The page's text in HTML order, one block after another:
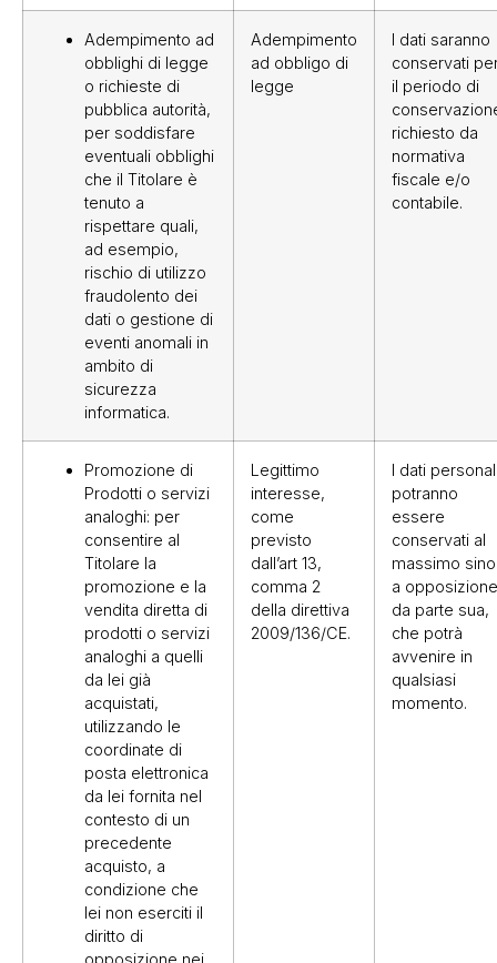
Adempimento ad
obblighi di legge
o richieste di
pubblica autorità,
per soddisfare
eventuali obblighi
che il Titolare è
tenuto a
rispettare quali,
ad esempio,
rischio di utilizzo
fraudolento dei
dati o gestione di
eventi anomali in
ambito di
sicurezza
informatica.
Adempimento
ad obbligo di
legge
I dati saranno
conservati
il periodo di
richiesto da
normativa
fiscale e/o
contabile.
Promozione di
Prodotti o servizi
analoghi: per
consentire al
Titolare la
promozione e la
vendita diretta di
prodotti o servizi
analoghi a quelli
da lei già
acquistati,
utilizzando le
coordinate di
posta elettronica
da lei fornita nel
contesto di un
precedente
acquisto, a
condizione che
lei non eserciti il
diritto di
Legittimo
interesse,
come
previsto
dall’art 13,
comma 2
della direttiva
2009/136/CE.
I dati
potranno
essere
conservati al
massimo sino
a opposizione
da parte sua,
che potrà
avvenire in
qualsiasi
momento.